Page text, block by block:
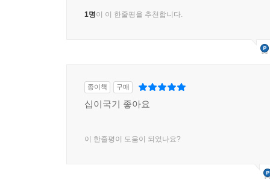
1명이 이 한줄평을 추천합니다.
종이책 구매
십이국기 좋아요
이 한줄평이 도움이 되었나요?